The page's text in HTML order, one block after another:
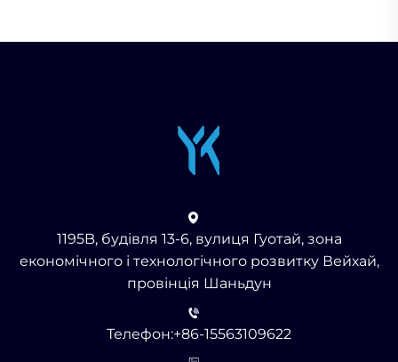
1195B, будівля 13-6, вулиця Гуотай, зона
економічного і технологічного розвитку Вейхай,
провінція Шаньдун
Телефон:+86-15563109622